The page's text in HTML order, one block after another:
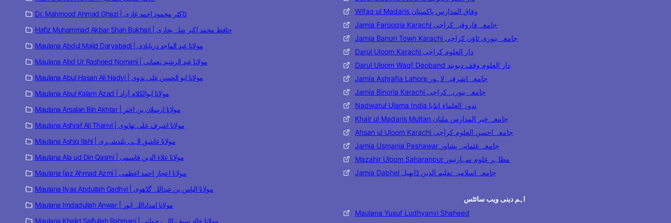
Dr. Mahmood Ahmad Ghazi | ڈاکٹر محمود احمد غازی
Hafiz Muhammad Akbar Shah Bukhari | حافظ محمد اکبر شاہ بخاری
Maulana Abdul Majid Daryabadi | مولانا عبد الماجد دریابادی
Maulana Abd Ur Rasheed Nomani | مولانا عبد الرشید نعمانی
Maulana Abul Hasan Ali Nadvi | مولانا ابو الحسن علی ندوی
Maulana Abul Kalam Azad | مولانا ابوالکلام آزاد
Maulana Arsalan Bin Akhtar | مولانا ارسلان بن اختر
Maulana Ashraf Ali Thanvi | مولانا اشرف علی تھانوی
Maulana Ashiq Ilahi | مولانا عاشق الہی بلندشہری
Maulana Ala ud Din Qasmi | مولانا علاء الدین قاسمی
Maulana Ijaz Ahmad Azmi | مولانا اعجاز احمد اعظمی
Maulana Ilyas Abdullah Gadhvi | مولانا الیاس بن عبداللہ گڈھوی
Maulana Imdadullah Anwar | مولانا امداداللہ انور
Maulana Khalid Saifullah Rahmani | مولانا خالد سیف اللہ رحمانی
Wifaq ul Madaris وفاق المدارس پاکستان
Jamia Farooqia Karachi جامعہ فاروقیہ کراچی
Jamia Banuri Town Karachi جامعہ بنوری ٹاؤن کراچی
Darul Uloom Karachi دار العلوم کراچی
Darul Uloom Waqf Deoband دار العلوم وقف دیوبند
Jamia Ashrafia Lahore جامعہ اشرفیہ لاہور
Jamia Binoria Karachi جامعہ بنوریہ کراچی
Nadwatul Ulama India ندوۃ العلماء انڈیا
Khair ul Madaris Multan جامعہ خیر المدارس ملتان
Ahsan ul Uloom Karachi جامعہ احسن العلوم کراچی
Jamia Usmania Peshawar جامعہ عثمانیہ پشاور
Mazahir Uloom Saharanpur مظاہر علوم سہارنپور
Jamia Dabhel جامعہ اسلامیہ تعلیم الدین ڈابھیل
اہم دینی ویب سائٹس
Maulana Yusuf Ludhyanvi Shaheed